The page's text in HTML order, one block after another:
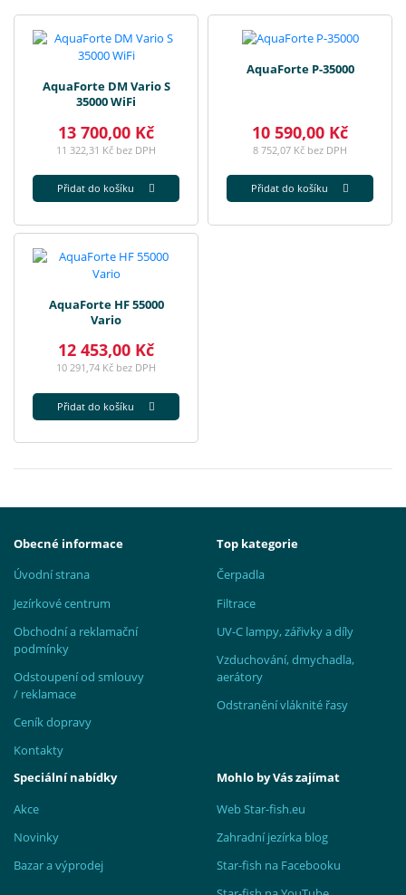
AquaForte DM Vario S
35000 WiFi
13 700,00 Kč
11 322,31 Kč bez DPH
Přidat do košíku
AquaForte P-35000
10 590,00 Kč
8 752,07 Kč bez DPH
Přidat do košíku
AquaForte HF 55000
Vario
12 453,00 Kč
10 291,74 Kč bez DPH
Přidat do košíku
Obecné informace
Úvodní strana
Jezírkové centrum
Obchodní a reklamační
podmínky
Odstoupení od smlouvy
/ reklamace
Ceník dopravy
Kontakty
Top kategorie
Čerpadla
Filtrace
UV-C lampy, zářivky a díly
Vzduchování, dmychadla,
aerátory
Odstranění vláknité řasy
Speciální nabídky
Akce
Novinky
Bazar a výprodej
Mohlo by Vás zajímat
Web Star-fish.eu
Zahradní jezírka blog
Star-fish na Facebooku